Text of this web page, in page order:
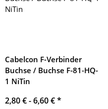
Cabelcon F-Verbinder
Buchse / Buchse F-81-HQ-
1 NiTin
2,80 € -6,60 €*